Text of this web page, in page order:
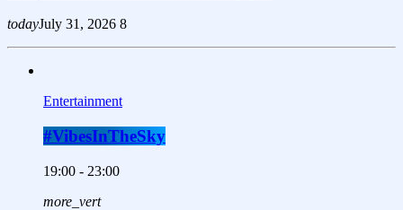
todayJuly 31, 2026 8
Entertainment
#VibesInTheSky
19:00 - 23:00
more_vert